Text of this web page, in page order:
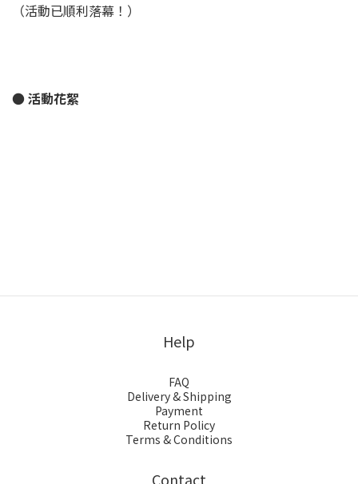
（活動已順利落幕！）
● 活動花絮
Help
FAQ
Delivery & Shipping
Payment
Return Policy
Terms & Conditions
Contact